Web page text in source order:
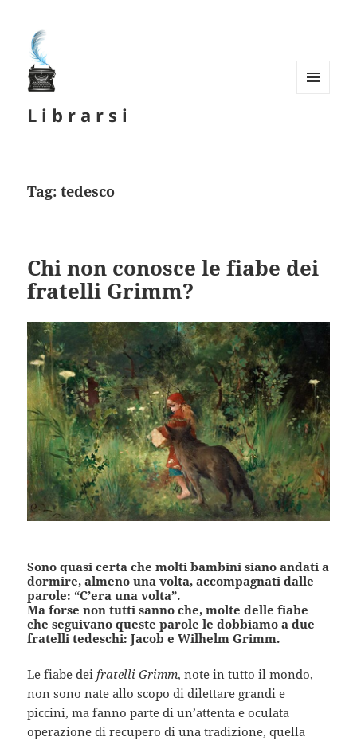
L i b r a r s i
Tag:tedesco
Chi non conosce le fiabe dei
fratelli Grimm?
Sono quasi certa che molti bambini siano andati a
dormire, almeno una volta, accompagnati dalle
parole: “C’era una volta”.
Ma forse non tutti sanno che, molte delle fiabe
che seguivano queste parole le dobbiamo a due
fratelli tedeschi: Jacob e Wilhelm Grimm.
Le fiabe dei fratelli Grimm, note in tutto il mondo,
non sono nate allo scopo di dilettare grandi e
piccini, ma fanno parte di un’attenta e oculata
operazione di recupero di una tradizione, quella